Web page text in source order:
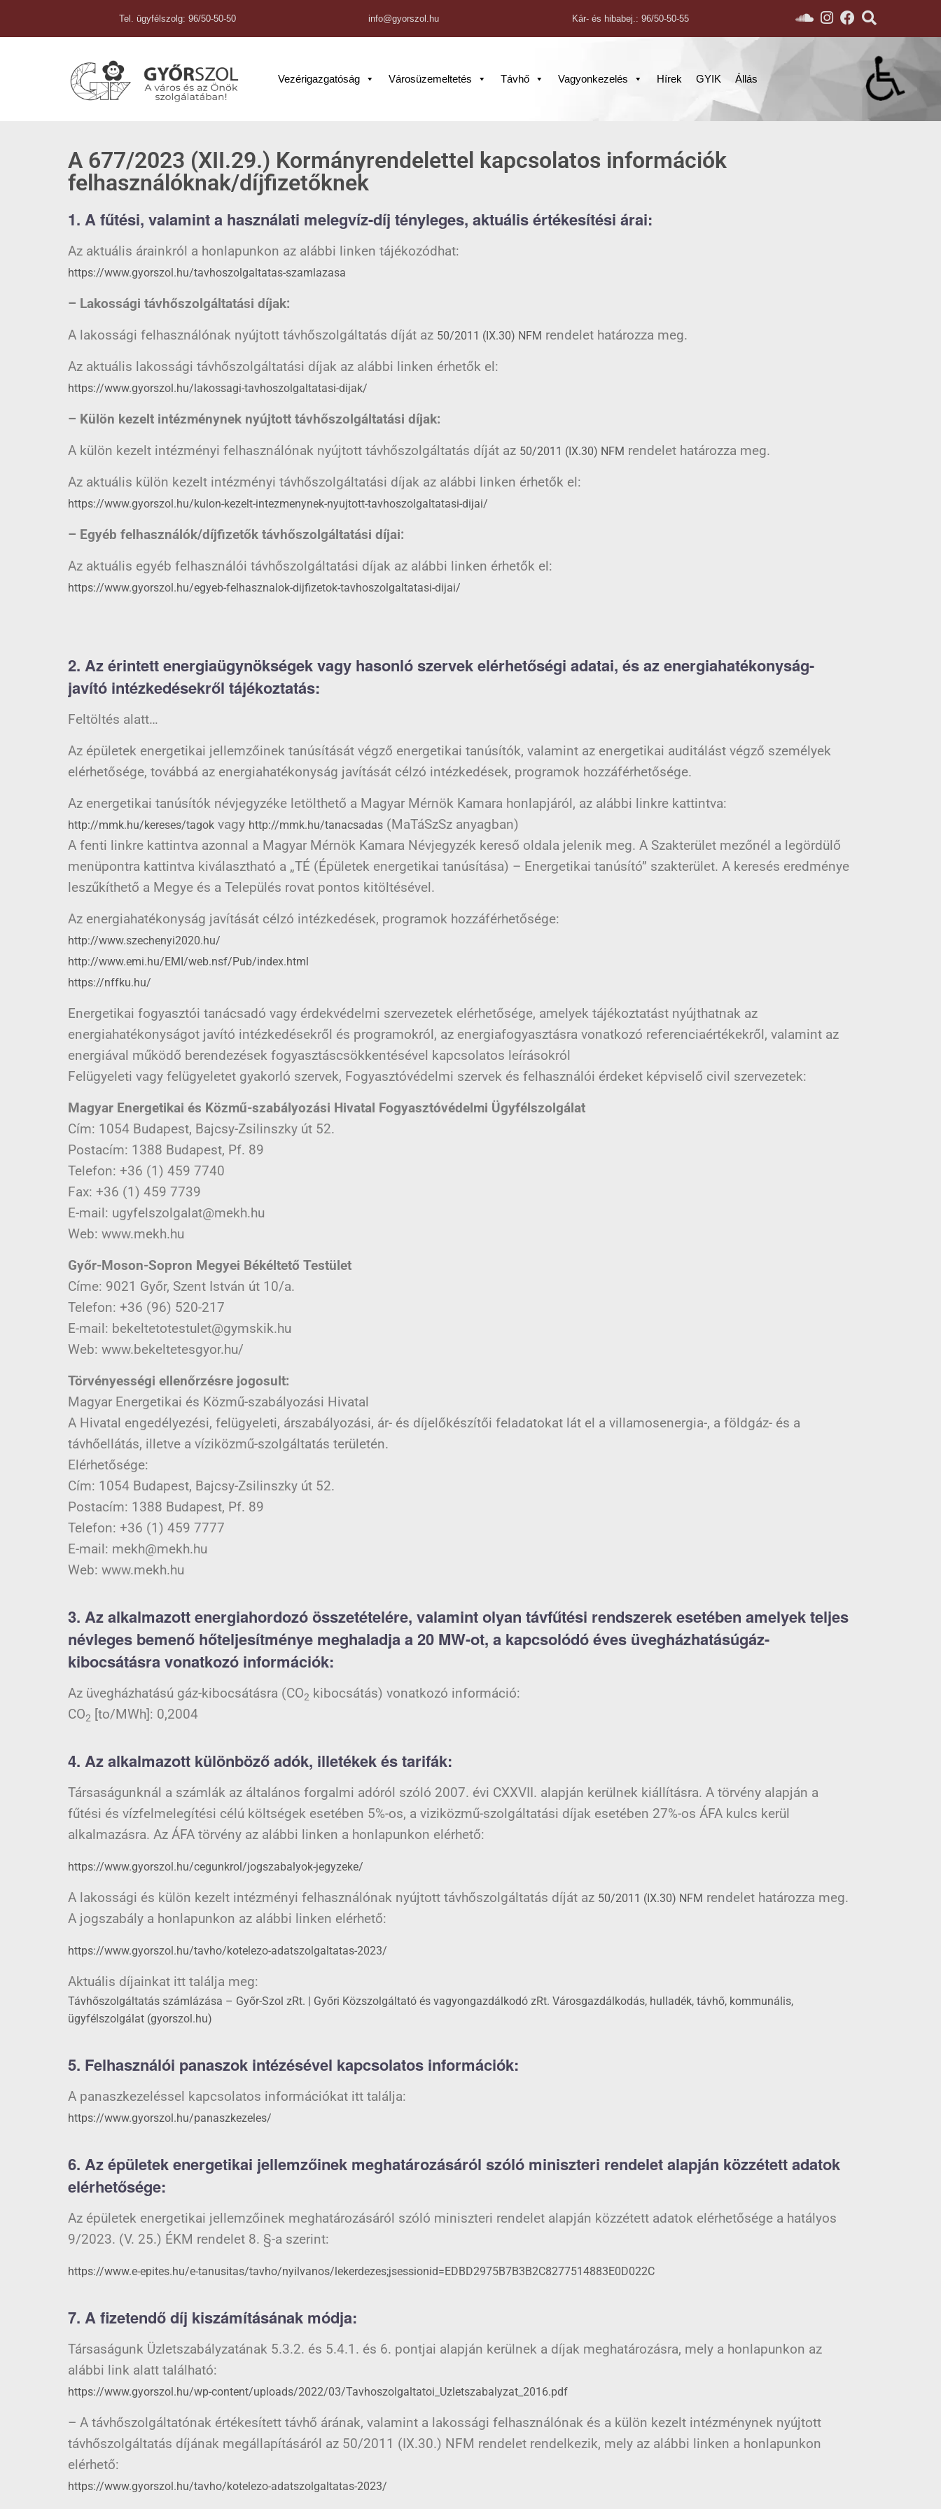
Tel. ügyfélszolg: 96/50-50-50 info@gyorszol.hu Kár- és hibabej.: 96/50-50-55
Vezérigazgatóság Városüzemeltetés Távhő Vagyonkezelés Hírek GYIK Állás
A 677/2023 (XII.29.) Kormányrendelettel kapcsolatos információk
felhasználóknak/díjfizetőknek
1. A fűtési, valamint a használati melegvíz-díj tényleges, aktuális értékesítési árai:
Az aktuális árainkról a honlapunkon az alábbi linken tájékozódhat:
https://www.gyorszol.hu/tavhoszolgaltatas-szamlazasa
– Lakossági távhőszolgáltatási díjak:
A lakossági felhasználónak nyújtott távhőszolgáltatás díját az 50/2011 (IX.30) NFM rendelet határozza meg.
Az aktuális lakossági távhőszolgáltatási díjak az alábbi linken érhetők el:
https://www.gyorszol.hu/lakossagi-tavhoszolgaltatasi-dijak/
– Külön kezelt intézménynek nyújtott távhőszolgáltatási díjak:
A külön kezelt intézményi felhasználónak nyújtott távhőszolgáltatás díját az 50/2011 (IX.30) NFM rendelet határozza meg.
Az aktuális külön kezelt intézményi távhőszolgáltatási díjak az alábbi linken érhetők el:
https://www.gyorszol.hu/kulon-kezelt-intezmenynek-nyujtott-tavhoszolgaltatasi-dijai/
– Egyéb felhasználók/díjfizetők távhőszolgáltatási díjai:
Az aktuális egyéb felhasználói távhőszolgáltatási díjak az alábbi linken érhetők el:
https://www.gyorszol.hu/egyeb-felhasznalok-dijfizetok-tavhoszolgaltatasi-dijai/
2. Az érintett energiaügynökségek vagy hasonló szervek elérhetőségi adatai, és az energiahatékonyság-
javító intézkedésekről tájékoztatás:
Feltöltés alatt…
Az épületek energetikai jellemzőinek tanúsítását végző energetikai tanúsítók, valamint az energetikai auditálást végző személyek
elérhetősége, továbbá az energiahatékonyság javítását célzó intézkedések, programok hozzáférhetősége.
Az energetikai tanúsítók névjegyzéke letölthető a Magyar Mérnök Kamara honlapjáról, az alábbi linkre kattintva:
http://mmk.hu/kereses/tagok vagy http://mmk.hu/tanacsadas (MaTáSzSz anyagban)
A fenti linkre kattintva azonnal a Magyar Mérnök Kamara Névjegyzék kereső oldala jelenik meg. A Szakterület mezőnél a legördülő
menüpontra kattintva kiválasztható a „TÉ (Épületek energetikai tanúsítása) – Energetikai tanúsító” szakterület. A keresés eredménye
leszűkíthető a Megye és a Település rovat pontos kitöltésével.
Az energiahatékonyság javítását célzó intézkedések, programok hozzáférhetősége:
http://www.szechenyi2020.hu/
http://www.emi.hu/EMI/web.nsf/Pub/index.html
https://nffku.hu/
Energetikai fogyasztói tanácsadó vagy érdekvédelmi szervezetek elérhetősége, amelyek tájékoztatást nyújthatnak az
energiahatékonyságot javító intézkedésekről és programokról, az energiafogyasztásra vonatkozó referenciaértékekről, valamint az
energiával működő berendezések fogyasztáscsökkentésével kapcsolatos leírásokról
Felügyeleti vagy felügyeletet gyakorló szervek, Fogyasztóvédelmi szervek és felhasználói érdeket képviselő civil szervezetek:
Magyar Energetikai és Közmű-szabályozási Hivatal Fogyasztóvédelmi Ügyfélszolgálat
Cím: 1054 Budapest, Bajcsy-Zsilinszky út 52.
Postacím: 1388 Budapest, Pf. 89
Telefon: +36 (1) 459 7740
Fax: +36 (1) 459 7739
E-mail: ugyfelszolgalat@mekh.hu
Web: www.mekh.hu
Győr-Moson-Sopron Megyei Békéltető Testület
Címe: 9021 Győr, Szent István út 10/a.
Telefon: +36 (96) 520-217
E-mail: bekeltetotestulet@gymskik.hu
Web: www.bekeltetesgyor.hu/
Törvényességi ellenőrzésre jogosult:
Magyar Energetikai és Közmű-szabályozási Hivatal
A Hivatal engedélyezési, felügyeleti, árszabályozási, ár- és díjelőkészítői feladatokat lát el a villamosenergia-, a földgáz- és a
távhőellátás, illetve a víziközmű-szolgáltatás területén.
Elérhetősége:
Cím: 1054 Budapest, Bajcsy-Zsilinszky út 52.
Postacím: 1388 Budapest, Pf. 89
Telefon: +36 (1) 459 7777
E-mail: mekh@mekh.hu
Web: www.mekh.hu
3. Az alkalmazott energiahordozó összetételére, valamint olyan távfűtési rendszerek esetében amelyek teljes
névleges bemenő hőteljesítménye meghaladja a 20 MW-ot, a kapcsolódó éves üvegházhatásúgáz-
kibocsátásra vonatkozó információk:
Az üvegházhatású gáz-kibocsátásra (CO2 kibocsátás) vonatkozó információ:
CO2 [to/MWh]: 0,2004
4. Az alkalmazott különböző adók, illetékek és tarifák:
Társaságunknál a számlák az általános forgalmi adóról szóló 2007. évi CXXVII. alapján kerülnek kiállításra. A törvény alapján a
fűtési és vízfelmelegítési célú költségek esetében 5%-os, a viziközmű-szolgáltatási díjak esetében 27%-os ÁFA kulcs kerül
alkalmazásra. Az ÁFA törvény az alábbi linken a honlapunkon elérhető:
https://www.gyorszol.hu/cegunkrol/jogszabalyok-jegyzeke/
A lakossági és külön kezelt intézményi felhasználónak nyújtott távhőszolgáltatás díját az 50/2011 (IX.30) NFM rendelet határozza meg.
A jogszabály a honlapunkon az alábbi linken elérhető:
https://www.gyorszol.hu/tavho/kotelezo-adatszolgaltatas-2023/
Aktuális díjainkat itt találja meg:
Távhőszolgáltatás számlázása – Győr-Szol zRt. | Győri Közszolgáltató és vagyongazdálkodó zRt. Városgazdálkodás, hulladék, távhő, kommunális,
ügyfélszolgálat (gyorszol.hu)
5. Felhasználói panaszok intézésével kapcsolatos információk:
A panaszkezeléssel kapcsolatos információkat itt találja:
https://www.gyorszol.hu/panaszkezeles/
6. Az épületek energetikai jellemzőinek meghatározásáról szóló miniszteri rendelet alapján közzétett adatok
elérhetősége:
Az épületek energetikai jellemzőinek meghatározásáról szóló miniszteri rendelet alapján közzétett adatok elérhetősége a hatályos
9/2023. (V. 25.) ÉKM rendelet 8. §-a szerint:
https://www.e-epites.hu/e-tanusitas/tavho/nyilvanos/lekerdezes;jsessionid=EDBD2975B7B3B2C8277514883E0D022C
7. A fizetendő díj kiszámításának módja:
Társaságunk Üzletszabályzatának 5.3.2. és 5.4.1. és 6. pontjai alapján kerülnek a díjak meghatározásra, mely a honlapunkon az
alábbi link alatt található:
https://www.gyorszol.hu/wp-content/uploads/2022/03/Tavhoszolgaltatoi_Uzletszabalyzat_2016.pdf
– A távhőszolgáltatónak értékesített távhő árának, valamint a lakossági felhasználónak és a külön kezelt intézménynek nyújtott
távhőszolgáltatás díjának megállapításáról az 50/2011 (IX.30.) NFM rendelet rendelkezik, mely az alábbi linken a honlapunkon
elérhető:
https://www.gyorszol.hu/tavho/kotelezo-adatszolgaltatas-2023/